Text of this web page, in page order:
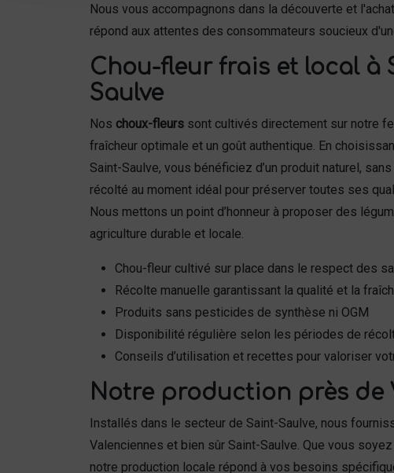
Nous vous accompagnons dans la découverte et
répond aux attentes des consommateurs soucieux
Chou-fleur frais et local à
Saulve
Nos choux-fleurs sont cultivés directement sur notre
fraîcheur optimale et un goût authentique. En
Saint-Saulve, vous bénéficiez d’un produit naturel,
récolté au moment idéal pour préserver toutes ses
Nous mettons un point d’honneur à proposer des
agriculture durable et locale.
Chou-fleur cultivé sur place dans le respect des
Récolte manuelle garantissant la qualité et la
Produits sans pesticides de synthèse ni OGM
Disponibilité régulière selon les périodes de
Conseils d’utilisation et recettes pour valoriser
Notre production près de
Installés dans le secteur de Saint-Saulve, nous
Valenciennes et bien sûr Saint-Saulve. Que vous
notre production locale répond à vos besoins